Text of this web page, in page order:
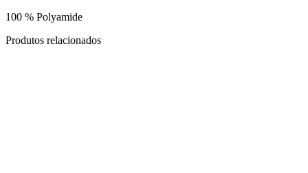
100 % Polyamide
Produtos relacionados